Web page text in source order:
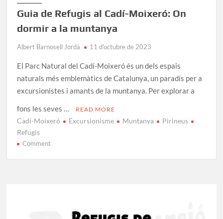
Guia de Refugis al Cadí-Moixeró: On
dormir a la muntanya
Albert Barnosell Jordà 11 d'octubre de 2023
El Parc Natural del Cadí-Moixeró és un dels espais
naturals més emblemàtics de Catalunya, un paradís per a
excursionistes i amants de la muntanya. Per explorar a
fons les seves …
READ MORE
Cadí-Moixeró Excursionisme Muntanya
Pirineus
Refugis
Commenton